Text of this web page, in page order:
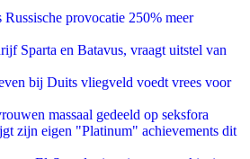
provocatie 250% meer
Sparta en Batavus, vraagt uitstel van
bij Duits vliegveld voedt vrees voor
massaal gedeeld op seksfora
zijn eigen "Platinum" achievements dit